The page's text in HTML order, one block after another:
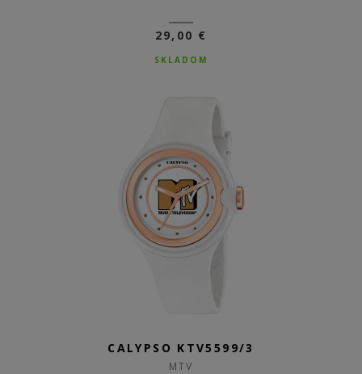
29,00 €
SKLADOM
CALYPSO KTV5599/3
MTV